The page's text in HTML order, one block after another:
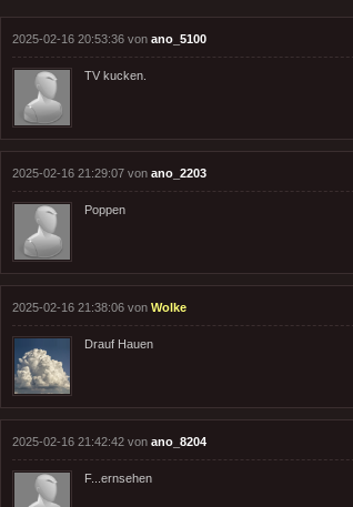
2025-02-16 20:53:36 von ano_5100
TV kucken.
2025-02-16 21:29:07 von ano_2203
Poppen
2025-02-16 21:38:06 von Wolke
Drauf Hauen
2025-02-16 21:42:42 von ano_8204
F...ernsehen